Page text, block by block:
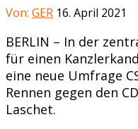
Von: GER 16. April 2021
BERLIN – In der
für einen
eine neue Umfrage
Rennen gegen den
Laschet.